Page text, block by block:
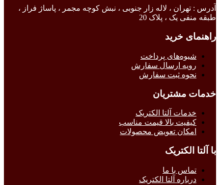
آدرس : تهران ، لاله زار جنوبی ، نبش کوچه مجمر ، پاساژ فراز ،
طبقه منفی یک ، پلاک 20
راهنمای خرید
شیوه‌های پرداخت
رویه ارسال سفارش
نحوه ثبت سفارش
خدمات مشتریان
خدمات آلتا الکتریک
کیفیت بالا قیمت مناسب
امکان تعویض محصولات
با آلتا الکتریک
تماس با ما
درباره آلتا الکتریک